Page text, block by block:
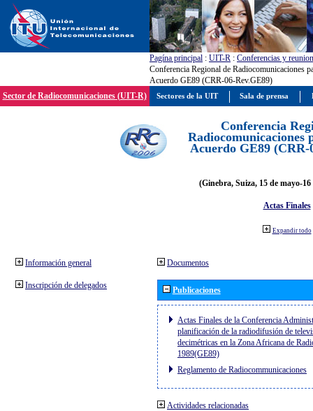
Pagína principal : UIT-R : Conferencias y
Conferencia Regional de Radiocomunicaciones
Acuerdo GE89 (CRR-06-Rev.GE89)
Sector de Radiocomunicaciones (UIT-R)
Conferencia
Radiocomunicaciones
Acuerdo GE89 (CRR-
(Ginebra, Suiza, 15 de mayo-
Actas Finales
Expandir todo
Información general
Inscripción de delegados
Documentos
Publicaciones
Actas Finales de la Conferencia
planificación de la radiodifusión de
decimétricas en la Zona Africana de
1989(GE89)
Reglamento de Radiocommunicaciones
Actividades relacionadas
Sectores de la UIT Sala de prensa